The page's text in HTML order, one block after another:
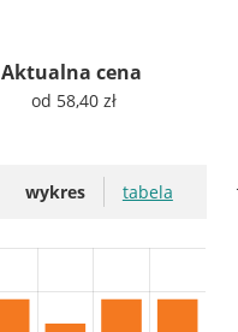
Aktualna cena
od 58,40 zł
wykres tabela